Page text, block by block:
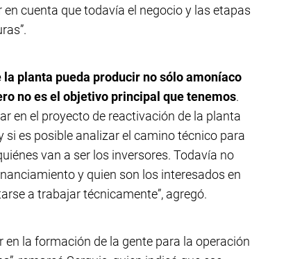
cuenta que todavía el negocio y las etapas
la planta pueda producir no sólo amoníaco
no es el objetivo principal que tenemos.
en el proyecto de reactivación de la planta
si es posible analizar el camino técnico para
van a ser los inversores. Todavía no
y quien son los interesados en
a trabajar técnicamente”, agregó.
la formación de la gente para la operación